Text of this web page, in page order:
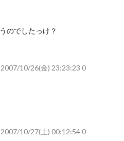
のでしたっけ？
2007/10/26(金) 23:23:23 0
2007/10/27(土) 00:12:54 0